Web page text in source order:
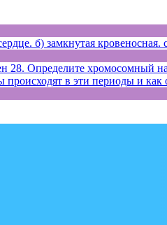
б) замкнутая кровеносная.
Определите хромосомный
происходят в эти периоды и